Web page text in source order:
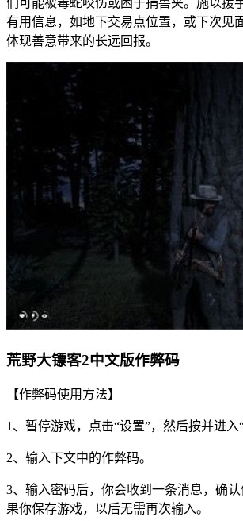
们可能被毒蛇咬伤或困于捕兽夹。施以援
有用信息，如地下交易点位置，或下次见
体现善意带来的长远回报。
荒野大镖客2中文版作弊码
【作弊码使用方法】
1、暂停游戏，点击“设置”，然后按并进入
2、输入下文中的作弊码。
3、输入密码后，你会收到一条消息，确
果你保存游戏，以后无需再次输入。